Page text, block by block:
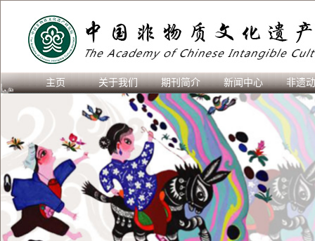
主页 关于我们 期刊简介 新闻中心 非遗